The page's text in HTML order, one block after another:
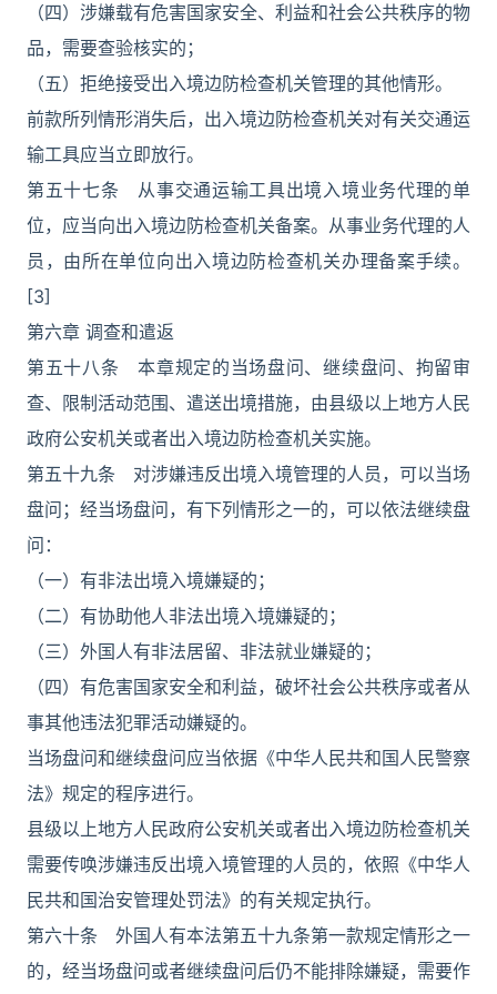
（四）涉嫌载有危害国家安全、利益和社会公共秩序的物
品，需要查验核实的；
（五）拒绝接受出入境边防检查机关管理的其他情形。
前款所列情形消失后，出入境边防检查机关对有关交通运
输工具应当立即放行。
第五十七条 从事交通运输工具出境入境业务代理的单
位，应当向出入境边防检查机关备案。从事业务代理的人
员，由所在单位向出入境边防检查机关办理备案手续。
[3]
第六章 调查和遣返
第五十八条 本章规定的当场盘问、继续盘问、拘留审
查、限制活动范围、遣送出境措施，由县级以上地方人民
政府公安机关或者出入境边防检查机关实施。
第五十九条 对涉嫌违反出境入境管理的人员，可以当场
盘问；经当场盘问，有下列情形之一的，可以依法继续盘
问：
（一）有非法出境入境嫌疑的；
（二）有协助他人非法出境入境嫌疑的；
（三）外国人有非法居留、非法就业嫌疑的；
（四）有危害国家安全和利益，破坏社会公共秩序或者从
事其他违法犯罪活动嫌疑的。
当场盘问和继续盘问应当依据《中华人民共和国人民警察
法》规定的程序进行。
县级以上地方人民政府公安机关或者出入境边防检查机关
需要传唤涉嫌违反出境入境管理的人员的，依照《中华人
民共和国治安管理处罚法》的有关规定执行。
第六十条 外国人有本法第五十九条第一款规定情形之一
的，经当场盘问或者继续盘问后仍不能排除嫌疑，需要作